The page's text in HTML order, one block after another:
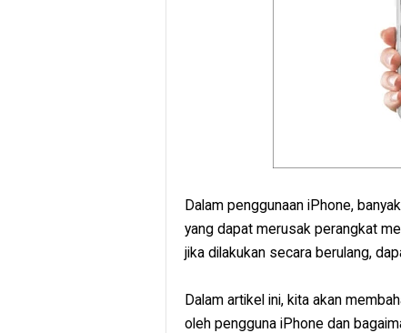
Dalam penggunaan iPhone,
yang dapat merusak perangkat
jika dilakukan secara berulang,
Dalam artikel ini, kita akan
oleh pengguna iPhone dan